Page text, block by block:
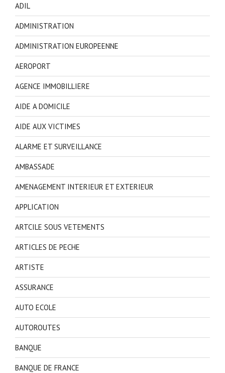
ADIL
ADMINISTRATION
ADMINISTRATION EUROPEENNE
AEROPORT
AGENCE IMMOBILLIERE
AIDE A DOMICILE
AIDE AUX VICTIMES
ALARME ET SURVEILLANCE
AMBASSADE
AMENAGEMENT INTERIEUR ET EXTERIEUR
APPLICATION
ARTCILE SOUS VETEMENTS
ARTICLES DE PECHE
ARTISTE
ASSURANCE
AUTO ECOLE
AUTOROUTES
BANQUE
BANQUE DE FRANCE